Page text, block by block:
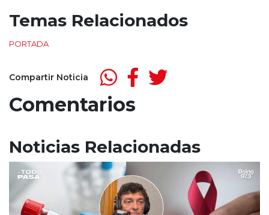
Temas Relacionados
PORTADA
Compartir Noticia
Comentarios
Noticias Relacionadas